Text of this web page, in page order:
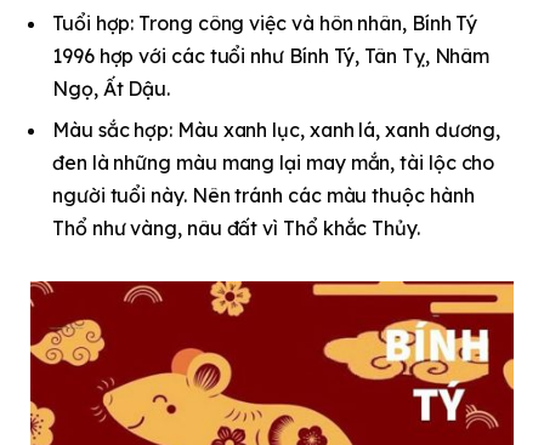
Tuổi hợp: Trong công việc và hôn nhân, Bính Tý
1996 hợp với các tuổi như Bính Tý, Tân Tỵ, Nhâm
Ngọ, Ất Dậu.
Màu sắc hợp: Màu xanh lục, xanh lá, xanh dương,
đen là những màu mang lại may mắn, tài lộc cho
người tuổi này. Nên tránh các màu thuộc hành
Thổ như vàng, nâu đất vì Thổ khắc Thủy.